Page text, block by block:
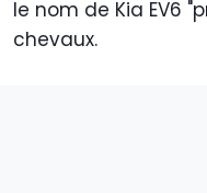
le nom de Kia EV6
chevaux.